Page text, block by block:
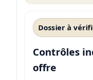
Dossier à
Contrôles
offre